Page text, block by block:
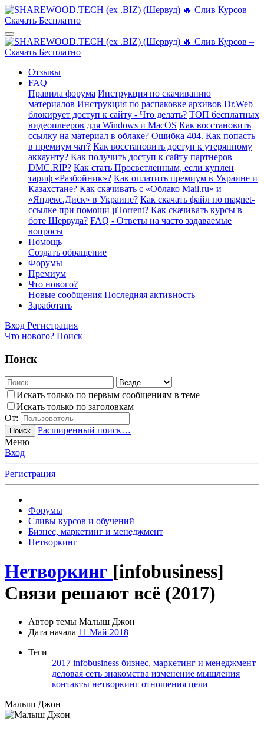
Отзывы
FAQ
Правила форума Инструкция по скачиванию
материалов Инструкция по распаковке архивов Dr.Web
блокирует доступ к сайту - Что делать? ТОП бесплатных
видеоплееров для Windows и MacOS Как восстановить
ссылку на материал в облаке? Ошибка 404. Как попасть
в премиум чат? Как восстановить доступ к утерянному
аккаунту? Как получить доступ к сайту партнеров
DMC.RIP? Как стать Просветленным, если куплен
тариф «Разбойник»? Как оплатить премиум в Украине и
Казахстане? Как скачивать с «Облако Mail.ru» и
«Яндекс.Диск» в Украине? Как скачать файл по magnet-
ссылке при помощи µTorrent? Как скачивать курсы в
боте Шервуда? FAQ - Ответы на часто задаваемые
вопросы
Помощь
Создать обращение
Форумы
Премиум
Что нового?
Новые сообщения Последняя активность
Заработать
Вход Регистрация
Что нового? Поиск
Поиск
Искать только по первым сообщениям в теме
Искать только по заголовкам
От:
Поиск
Расширенный поиск…
Меню
Вход
Регистрация
Форумы
Сливы курсов и обучений
Бизнес, маркетинг и менеджмент
Нетворкинг
Нетворкинг [infobusiness]
Связи решают всё (2017)
Автор темы Малыш Джон
Дата начала 11 Май 2018
Теги
2017 infobusiness бизнес, маркетинг и менеджмент
деловая сеть знакомства изменение мышления
контакты нетворкинг отношения цели
Малыш Джон